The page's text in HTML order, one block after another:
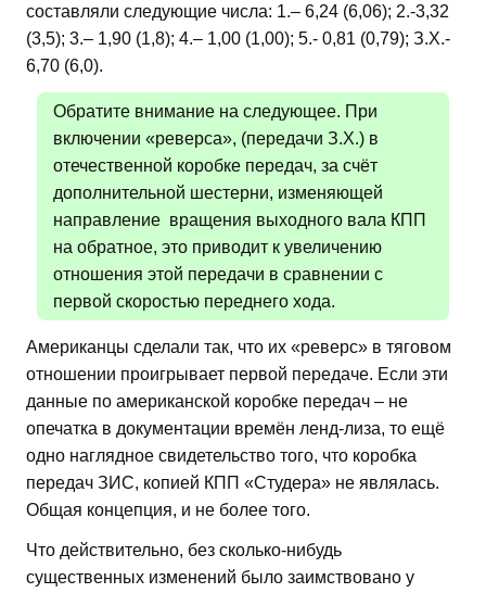
составляли следующие числа: 1.– 6,24 (6,06); 2.-3,32
(3,5); 3.– 1,90 (1,8); 4.– 1,00 (1,00); 5.- 0,81 (0,79); З.Х.-
6,70 (6,0).
Обратите внимание на следующее. При
включении «реверса», (передачи З.Х.) в
отечественной коробке передач, за счёт
дополнительной шестерни, изменяющей
направление вращения выходного вала КПП
на обратное, это приводит к увеличению
отношения этой передачи в сравнении с
первой скоростью переднего хода.
Американцы сделали так, что их «реверс» в тяговом
отношении проигрывает первой передаче. Если эти
данные по американской коробке передач – не
опечатка в документации времён ленд-лиза, то ещё
одно наглядное свидетельство того, что коробка
передач ЗИС, копией КПП «Студера» не являлась.
Общая концепция, и не более того.
Что действительно, без сколько-нибудь
существенных изменений было заимствовано у